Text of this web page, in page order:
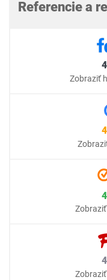
Referencie a
Zobraziť